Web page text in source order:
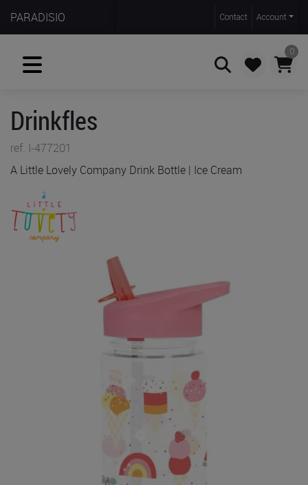
PARADISIO Contact Account
0
Drinkfles
ref. I-477201
A Little Lovely Company Drink Bottle | Ice Cream